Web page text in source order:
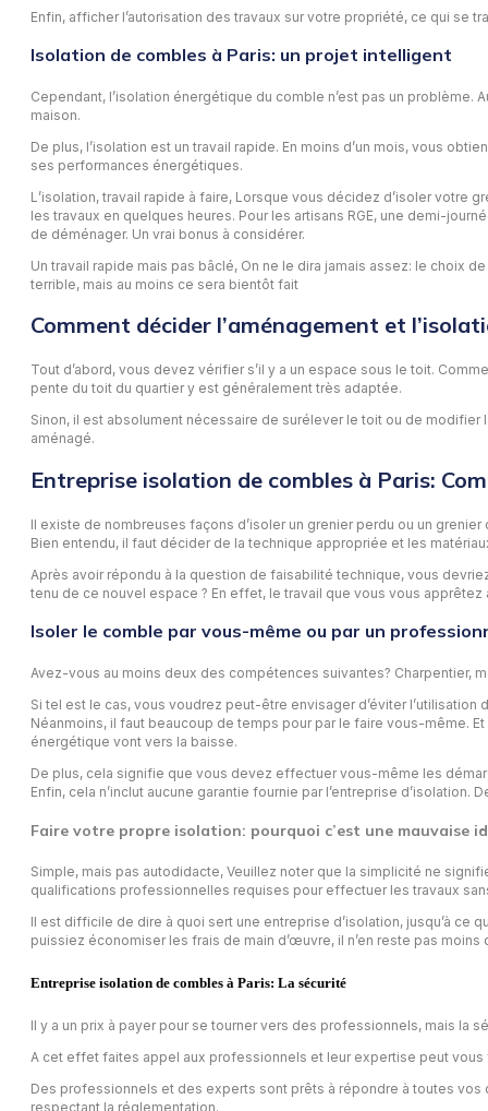
Enfin, afficher l’autorisation des travaux sur votre propriété, ce qui se
Isolation de combles à Paris: un projet intelligent
Cependant, l’isolation énergétique du comble n’est pas un
maison.
De plus, l’isolation est un travail rapide. En moins d’un mois, vous
ses performances énergétiques.
L’isolation, travail rapide à faire, Lorsque vous décidez d’isoler votre
les travaux en quelques heures. Pour les artisans RGE, une demi-
de déménager. Un vrai bonus à considérer.
Un travail rapide mais pas bâclé, On ne le dira jamais assez: le choix
terrible, mais au moins ce sera bientôt fait
Comment décider l’aménagement et
Tout d’abord, vous devez vérifier s’il y a un espace sous le toit.
pente du toit du quartier y est généralement très adaptée.
Sinon, il est absolument nécessaire de surélever le toit ou de
aménagé.
Entreprise isolation de combles à Paris:
Il existe de nombreuses façons d’isoler un grenier perdu ou un
Bien entendu, il faut décider de la technique appropriée et les
Après avoir répondu à la question de faisabilité technique, vous
tenu de ce nouvel espace ? En effet, le travail que vous vous
Isoler le comble par vous-même ou par un
Avez-vous au moins deux des compétences suivantes? Charpentier,
Si tel est le cas, vous voudrez peut-être envisager d’éviter
Néanmoins, il faut beaucoup de temps pour par le faire vous-même.
énergétique vont vers la baisse.
De plus, cela signifie que vous devez effectuer vous-même les
Enfin, cela n’inclut aucune garantie fournie par l’entreprise
Faire votre propre isolation: pourquoi c’est une mauvaise
Simple, mais pas autodidacte, Veuillez noter que la simplicité ne
qualifications professionnelles requises pour effectuer les travaux
Il est difficile de dire à quoi sert une entreprise d’isolation, jusqu’à
puissiez économiser les frais de main d’œuvre, il n’en reste pas
Entreprise isolation de combles à Paris: La sécurité
Il y a un prix à payer pour se tourner vers des professionnels, mais la
A cet effet faites appel aux professionnels et leur expertise peut vous
Des professionnels et des experts sont prêts à répondre à toutes vos
respectant la réglementation.